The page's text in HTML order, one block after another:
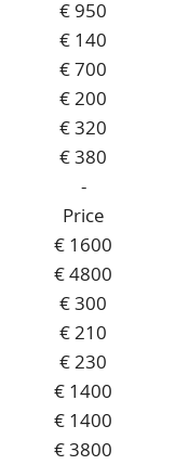
€ 950
€ 140
€ 700
€ 200
€ 320
€ 380
-
Price
€ 1600
€ 4800
€ 300
€ 210
€ 230
€ 1400
€ 1400
€ 3800